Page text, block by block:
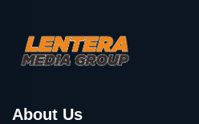
About Us